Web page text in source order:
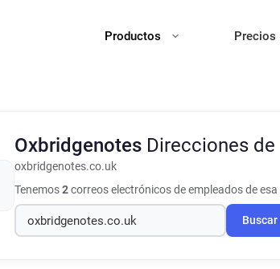
Productos Precios
Oxbridgenotes Direcciones
oxbridgenotes.co.uk
Tenemos2correos electrónicos de empleados de esa